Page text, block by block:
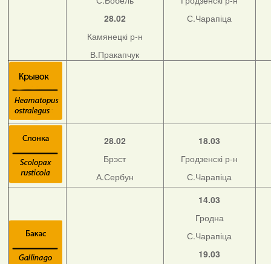
28.02
Камянецкі р-н
В.Пракапчук
С.Чарапіца
28.02
Брэст
А.Сербун
18.03
Гродзенскі р-н
С.Чарапіца
14.03
Гродна
С.Чарапіца
19.03